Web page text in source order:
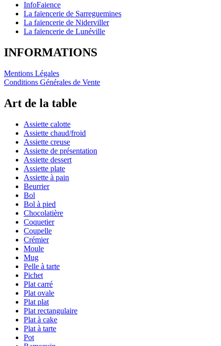
InfoFaience
La faïencerie de Sarreguemines
La faïencerie de Niderviller
La faïencerie de Lunéville
INFORMATIONS
Mentions Légales
Conditions Générales de Vente
Art de la table
Assiette calotte
Assiette chaud/froid
Assiette creuse
Assiette de présentation
Assiette dessert
Assiette plate
Assiette à pain
Beurrier
Bol
Bol à pied
Chocolatière
Coquetier
Coupelle
Crémier
Moule
Mug
Pelle à tarte
Pichet
Plat carré
Plat ovale
Plat plat
Plat rectangulaire
Plat à cake
Plat à tarte
Pot